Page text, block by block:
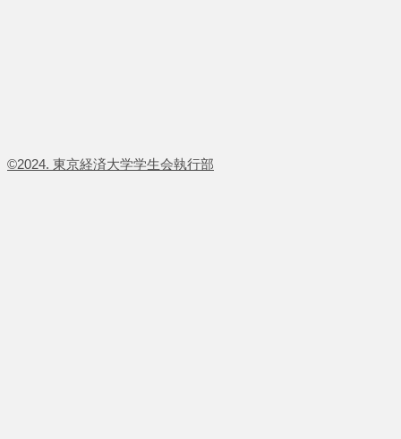
​©2024. 東京経済大学学生会執行部